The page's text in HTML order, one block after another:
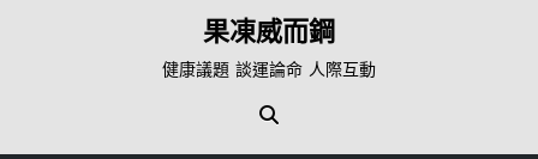
果凍威而鋼
健康議題 談運論命 人際互動